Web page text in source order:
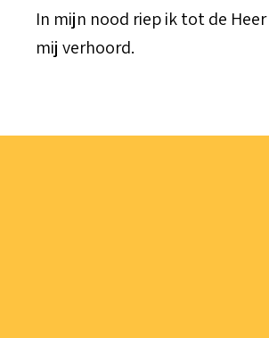
In mijn nood riep ik tot de
mij verhoord.